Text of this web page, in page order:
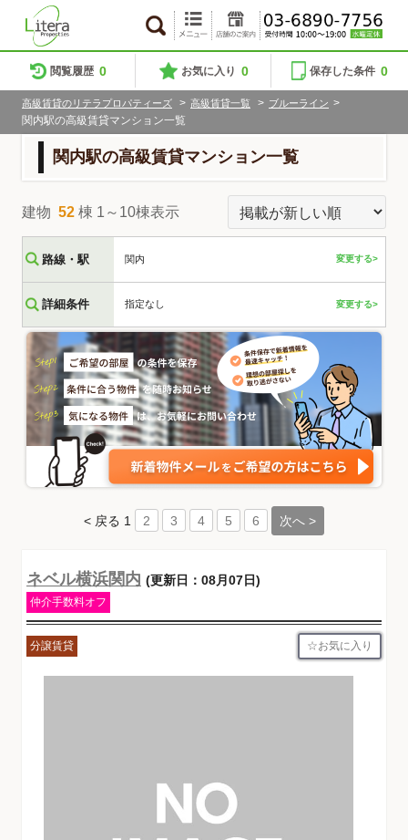
閲覧履歴 0 お気に入り 0 保存した条件 0
高級賃貸のリテラプロパティーズ > 高級賃貸一覧 > ブルーライン >
関内駅の高級賃貸マンション一覧
関内駅の高級賃貸マンション一覧
建物 52 棟 1～10棟表示
路線・駅 関内 変更する>
詳細条件 指定なし 変更する>
< 戻る 1 2 3 4 5 6 次へ >
ネベル横浜関内 (更新日：08月07日)
仲介手数料オフ
分譲賃貸 お気に入り